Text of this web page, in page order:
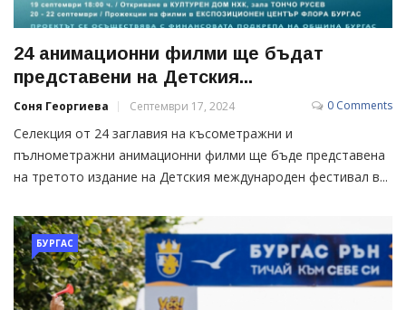
24 анимационни филми ще бъдат
представени на Детския...
Соня Георгиева Септември 17, 2024 0 Comments
Селекция от 24 заглавия на късометражни и
пълнометражни анимационни филми ще бъде представена
на третото издание на Детския международен фестивал в...
БУРГАС